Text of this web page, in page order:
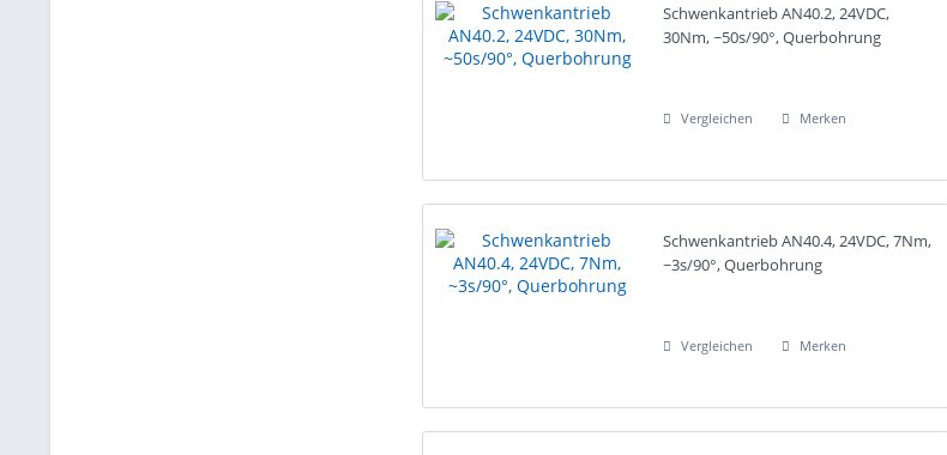
Schwenkantrieb AN40.2, 24VDC,
30Nm, ~50s/90°, Querbohrung
Vergleichen Merken
Schwenkantrieb AN40.4, 24VDC, 7Nm,
~3s/90°, Querbohrung
Vergleichen Merken